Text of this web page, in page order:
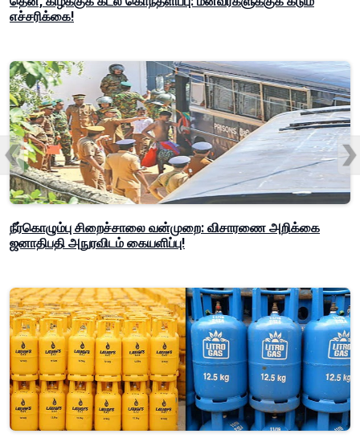
எச்சரிக்கை!
நீர்கொழும்பு சிறைச்சாலை வன்முறை: விசாரணை அறிக்கை
ஜனாதிபதி அநுரவிடம் கையளிப்பு!